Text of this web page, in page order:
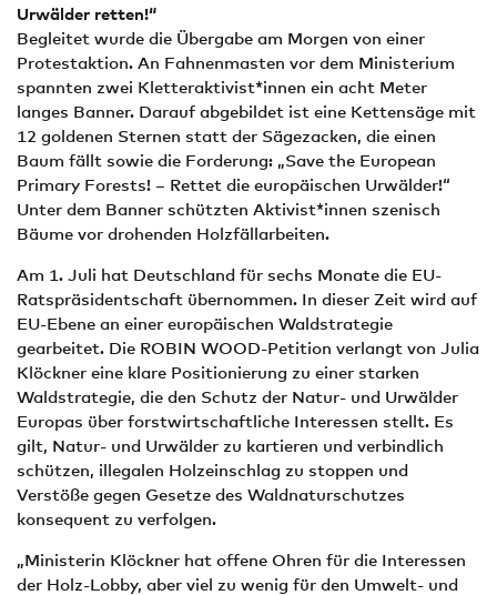
Urwälder retten!“
Begleitet wurde die Übergabe am Morgen von einer
Protestaktion. An Fahnenmasten vor dem Ministerium
spannten zwei Kletteraktivist*innen ein acht Meter
langes Banner. Darauf abgebildet ist eine Kettensäge mit
12 goldenen Sternen statt der Sägezacken, die einen
Baum fällt sowie die Forderung: „Save the European
Primary Forests! – Rettet die europäischen Urwälder!“
Unter dem Banner schützten Aktivist*innen szenisch
Bäume vor drohenden Holzfällarbeiten.
Am 1. Juli hat Deutschland für sechs Monate die EU-
Ratspräsidentschaft übernommen. In dieser Zeit wird auf
EU-Ebene an einer europäischen Waldstrategie
gearbeitet. Die ROBIN WOOD-Petition verlangt von Julia
Klöckner eine klare Positionierung zu einer starken
Waldstrategie, die den Schutz der Natur- und Urwälder
Europas über forstwirtschaftliche Interessen stellt. Es
gilt, Natur- und Urwälder zu kartieren und verbindlich
schützen, illegalen Holzeinschlag zu stoppen und
Verstöße gegen Gesetze des Waldnaturschutzes
konsequent zu verfolgen.
„Ministerin Klöckner hat offene Ohren für die Interessen
der Holz-Lobby, aber viel zu wenig für den Umwelt- und